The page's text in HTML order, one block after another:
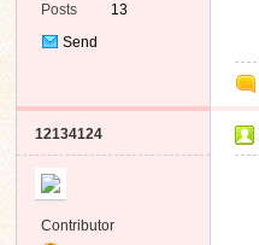
Posts
13
Send
12134124
Contributor